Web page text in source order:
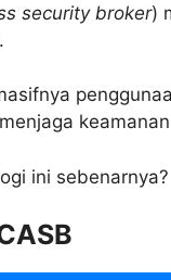
security broker)
ini sebenarnya?